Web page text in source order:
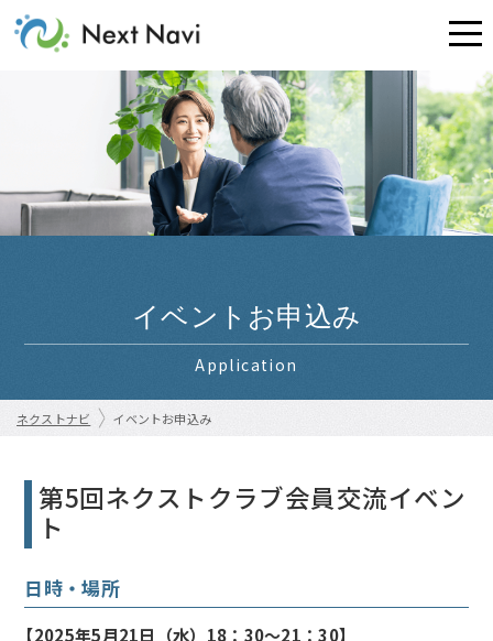
イベントお申込み
Application
ネクストナビ イベントお申込み
第5回ネクストクラブ会員交流イベン
ト
日時・場所
【2025年5月21日（水）18：30～21：30】